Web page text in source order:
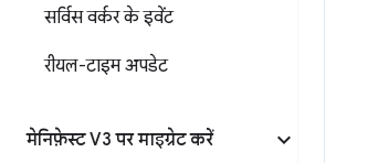
सर्विस वर्कर के इवेंट
रीयल-टाइम अपडेट
मेनिफ़ेस्ट V3 पर माइग्रेट करें